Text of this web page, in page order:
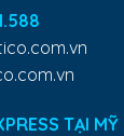
TẠI MỸ